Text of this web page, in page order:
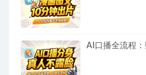
AI口播全流程